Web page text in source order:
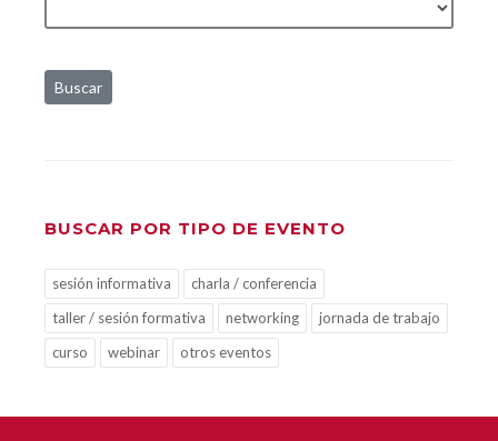
Buscar
BUSCAR POR TIPO DE EVENTO
sesión informativa
charla / conferencia
taller / sesión formativa
networking
jornada de trabajo
curso
webinar otros eventos